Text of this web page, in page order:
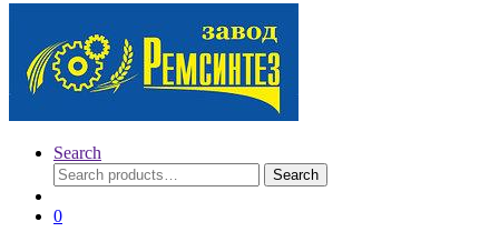
Search
Search
for:
Search
0